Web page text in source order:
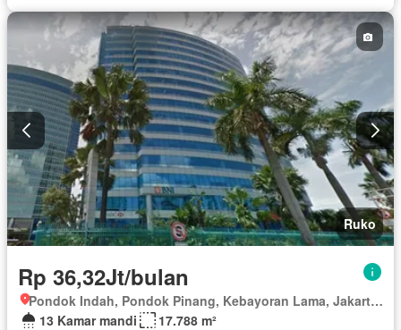
Ruko
Rp 36,32Jt/bulan
Pondok Indah, Pondok Pinang, Kebayoran Lama, Jakarta Selatan, Daerah Khusus Ibukota Jakarta
13 Kamar mandi
17.788 m²